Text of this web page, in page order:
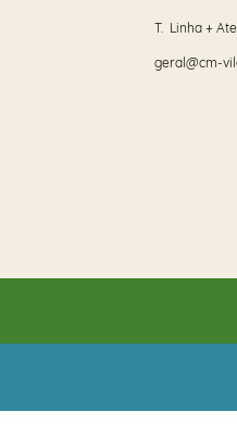
T. Linha +
geral@cm-